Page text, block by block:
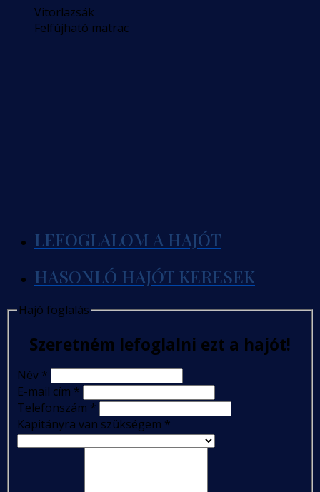
Vitorlazsák
Felfújható matrac
LEFOGLALOM A HAJÓT
HASONLÓ HAJÓT KERESEK
Hajó foglalás
Szeretném lefoglalni ezt a hajót!
Név *
E-mail cím *
Telefonszám *
Kapitányra van szükségem *